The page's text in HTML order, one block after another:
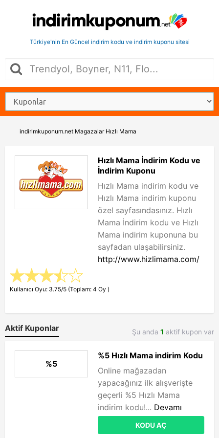
Türkiye'nin En Güncel indirim kodu ve indirim kuponu sitesi
indirimkuponum.net Magazalar Hızlı Mama
Hızlı Mama İndirim Kodu ve
İndirim Kuponu
Hızlı Mama indirim kodu ve
Hızlı Mama indirim kuponu
özel sayfasındasınız. Hızlı
Mama İndirim kodu ve Hızlı
Mama indirim kuponuna bu
sayfadan ulaşabilirsiniz.
http://www.hizlimama.com/
Kullanıcı Oyu: 3.75/5 (Toplam: 4 Oy )
Aktif Kuponlar Şu anda 1 aktif kupon var
%5
%5 Hızlı Mama indirim Kodu
Online mağazadan
yapacağınız ilk alışverişte
geçerli %5 Hızlı Mama
indirim kodu!... Devamı
KODU AÇ